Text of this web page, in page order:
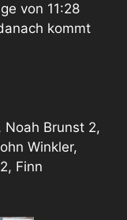
von 11:28
kommt
Noah Brunst 2,
Winkler,
Finn